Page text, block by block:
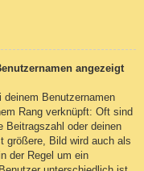
angezeigt
deinem Benutzernamen
Rang verknüpft: Oft sind
Beitragszahl oder deinen
größere, Bild wird auch als
der Regel um ein